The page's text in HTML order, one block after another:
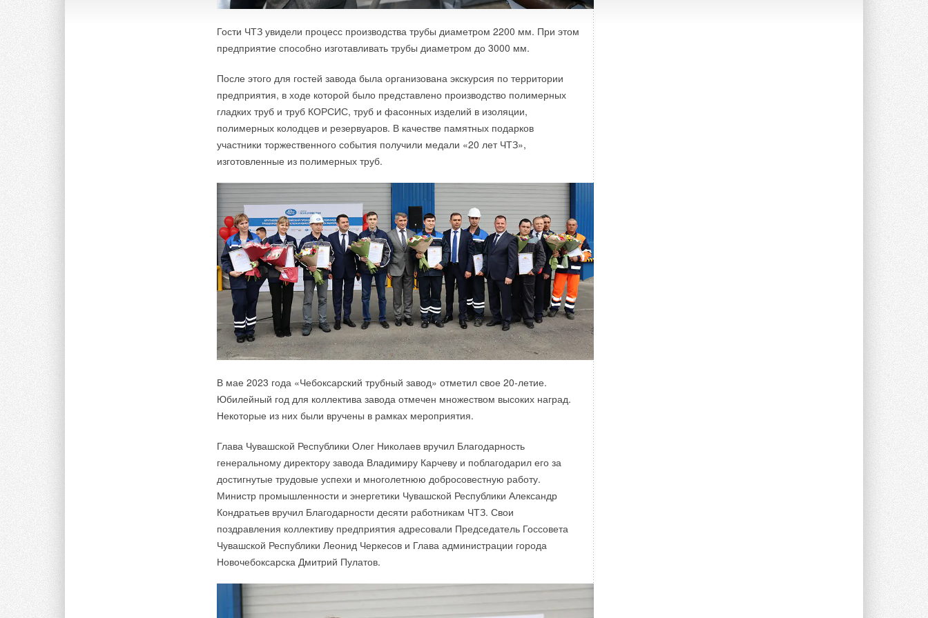
Гости ЧТЗ увидели процесс производства трубы диаметром 2200 мм. При этом
предприятие способно изготавливать трубы диаметром до 3000 мм.
После этого для гостей завода была организована экскурсия по территории
предприятия, в ходе которой было представлено производство полимерных
гладких труб и труб КОРСИС, труб и фасонных изделий в изоляции,
полимерных колодцев и резервуаров. В качестве памятных подарков
участники торжественного события получили медали «20 лет ЧТЗ»,
изготовленные из полимерных труб.
В мае 2023 года «Чебоксарский трубный завод» отметил свое 20-летие.
Юбилейный год для коллектива завода отмечен множеством высоких наград.
Некоторые из них были вручены в рамках мероприятия.
Глава Чувашской Республики Олег Николаев вручил Благодарность
генеральному директору завода Владимиру Карчеву и поблагодарил его за
достигнутые трудовые успехи и многолетнюю добросовестную работу.
Министр промышленности и энергетики Чувашской Республики Александр
Кондратьев вручил Благодарности десяти работникам ЧТЗ. Свои
поздравления коллективу предприятия адресовали Председатель Госсовета
Чувашской Республики Леонид Черкесов и Глава администрации города
Новочебоксарска Дмитрий Пулатов.